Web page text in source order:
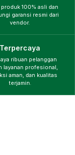
produk 100% asli dan
garansi resmi dari
vendor.
Terpercaya
ribuan pelanggan
layanan profesional,
aman, dan kualitas
terjamin.